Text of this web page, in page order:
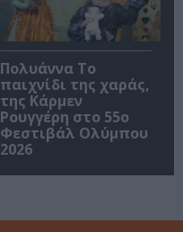
Πολυάννα Το
παιχνίδι της χαράς,
της Κάρμεν
Ρουγγέρη στο 55ο
Φεστιβάλ Ολύμπου
2026